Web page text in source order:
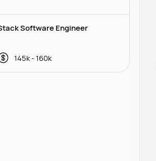
Software Engineer
145k - 160k